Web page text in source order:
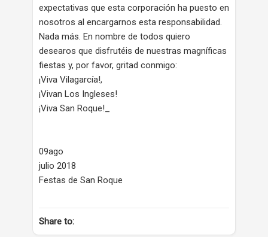
expectativas que esta corporación ha puesto en
nosotros al encargarnos esta responsabilidad.
Nada más. En nombre de todos quiero
desearos que disfrutéis de nuestras magníficas
fiestas y, por favor, gritad conmigo:
¡Viva Vilagarcía!,
¡Vivan Los Ingleses!
¡Viva San Roque!_
09ago
julio 2018
Festas de San Roque
Share to: